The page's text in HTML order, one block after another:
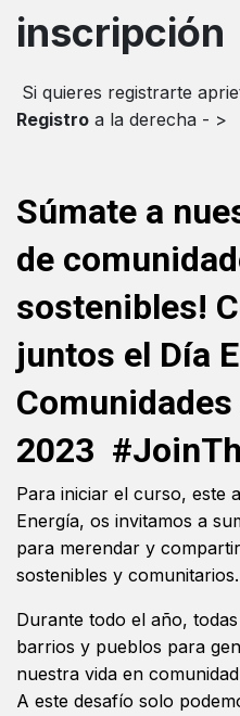
inscripción
Si quieres registrarte
Registro a la derecha - >
Súmate a
de
sostenibles!
juntos el Día
2023
Para iniciar el curso, este
Energía, os invitamos a
para merendar y
sostenibles y comunitarios.
Durante todo el año,
barrios y pueblos para
nuestra vida en
A este desafío solo